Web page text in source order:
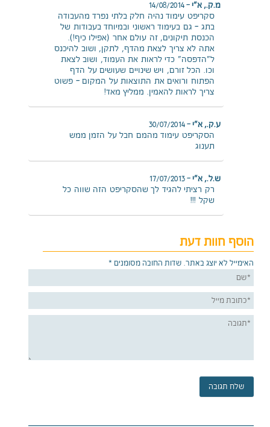
מ.ק., א"י–
14/08/2014
סקריפט עימוד נהיה חלק בלתי נפרד מהעבודה
בתג – גם בעימוד ראשוני ובמיוחד בעבודות של
הכנסת תיקונים, זה עולם אחר (אפילו כיף!).
אתה לא צריך לצאת מהדף, לתקן, ושוב להיכנס
ל"הדפסה" כדי לראות את העמוד, ושוב לצאת
וכו. הכל זורם, ויש שינויים שעושים על הדף
הפתוח ורואים את התוצאות על המקום – פשוט
צריך לראות להאמין. ממליץ מאד!
ע.ק., א"י–
30/07/2014
הסקריפט עימוד מהמם חבל על הזמן ממש
תענוג
ש.ל., א"י–
17/07/2013
רק רציתי להגיד לך שהסקריפט הזה שווה כל
שקל !!!‎
הוסף חוות דעת
האימייל לא יוצג באתר. שדות החובה מסומנים *